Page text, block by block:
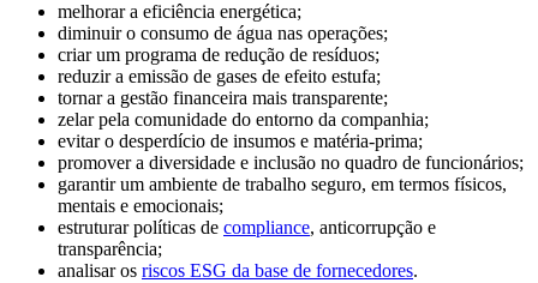
melhorar a eficiência energética;
diminuir o consumo de água nas operações;
criar um programa de redução de resíduos;
reduzir a emissão de gases de efeito estufa;
tornar a gestão financeira mais transparente;
zelar pela comunidade do entorno da companhia;
evitar o desperdício de insumos e matéria-prima;
promover a diversidade e inclusão no quadro de funcionários;
garantir um ambiente de trabalho seguro, em termos físicos,
mentais e emocionais;
estruturar políticas de compliance, anticorrupção e
transparência;
analisar os riscos ESG da base de fornecedores.